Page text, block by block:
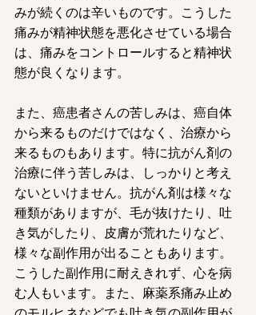
みが続くのは辛いものです。こうした
痛みが精神状態を悪化させている場合
は、痛みをコントロールすると精神状
態が良くなります。
また、癌患者さんの苦しみは、癌自体
から来るものだけではなく、治療から
来るものもあります。特に抗がん剤の
治療に伴う苦しみは、しっかりと考え
ないといけません。抗がん剤は様々な
種類がありますが、毛が抜けたり、吐
き気がしたり、皮膚が荒れたりなど、
様々な副作用が出ることもあります。
こうした副作用に耐えきれず、心を病
む人もいます。また、麻薬系痛み止め